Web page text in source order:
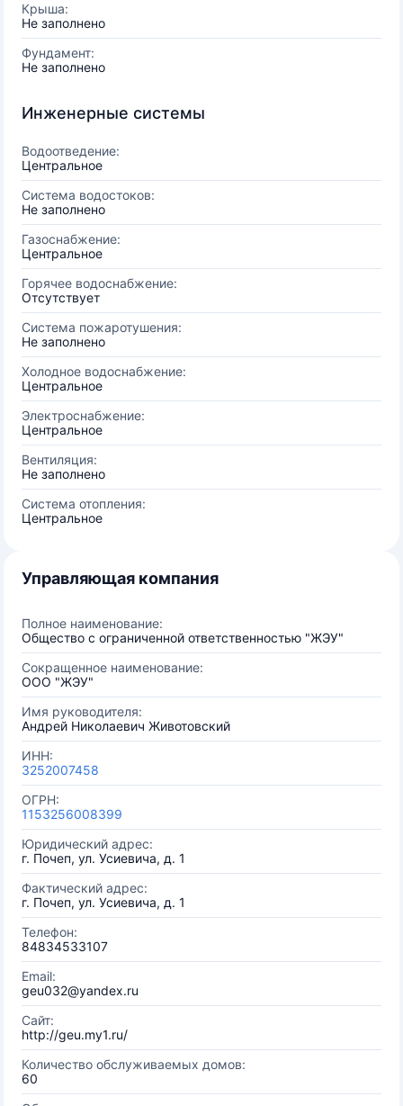
Крыша:
Не заполнено
Фундамент:
Не заполнено
Инженерные системы
Водоотведение:
Центральное
Система водостоков:
Не заполнено
Газоснабжение:
Центральное
Горячее водоснабжение:
Отсутствует
Система пожаротушения:
Не заполнено
Холодное водоснабжение:
Центральное
Электроснабжение:
Центральное
Вентиляция:
Не заполнено
Система отопления:
Центральное
Управляющая компания
Полное наименование:
Общество с ограниченной ответственностью "ЖЭУ"
Сокращенное наименование:
ООО "ЖЭУ"
Имя руководителя:
Андрей Николаевич Животовский
ИНН:
3252007458
ОГРН:
1153256008399
Юридический адрес:
г. Почеп, ул. Усиевича, д. 1
Фактический адрес:
г. Почеп, ул. Усиевича, д. 1
Телефон:
84834533107
Email:
geu032@yandex.ru
Сайт:
http://geu.my1.ru/
Количество обслуживаемых домов:
60